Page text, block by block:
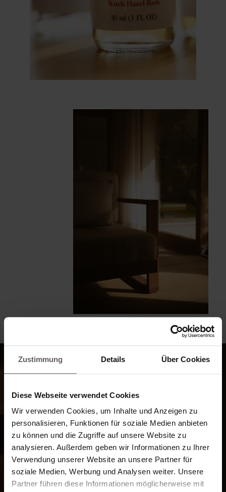
Zustimmung Details Über Cookies
Diese Webseite verwendet Cookies
Wir verwenden Cookies, um Inhalte und Anzeigen zu
personalisieren, Funktionen für soziale Medien anbieten
zu können und die Zugriffe auf unsere Website zu
analysieren. Außerdem geben wir Informationen zu Ihrer
Verwendung unserer Website an unsere Partner für
soziale Medien, Werbung und Analysen weiter. Unsere
Partner führen diese Informationen möglicherweise mit